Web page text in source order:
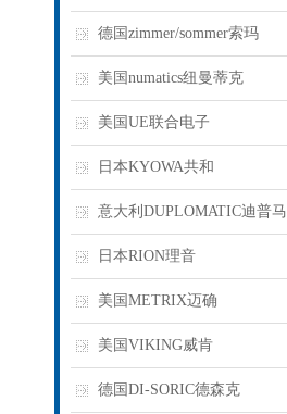
德国zimmer/sommer索玛
美国numatics纽曼蒂克
美国UE联合电子
日本KYOWA共和
意大利DUPLOMATIC迪普马
日本RION理音
美国METRIX迈确
美国VIKING威肯
德国DI-SORIC德森克